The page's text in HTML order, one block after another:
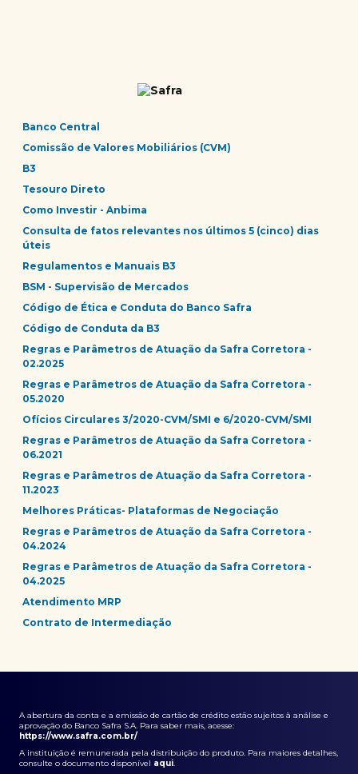
Banco Central
Comissão de Valores Mobiliários (CVM)
B3
Tesouro Direto
Como Investir - Anbima
Consulta de fatos relevantes nos últimos 5 (cinco) dias
úteis
Regulamentos e Manuais B3
BSM - Supervisão de Mercados
Código de Ética e Conduta do Banco Safra
Código de Conduta da B3
Regras e Parâmetros de Atuação da Safra Corretora -
02.2025
Regras e Parâmetros de Atuação da Safra Corretora -
05.2020
Ofícios Circulares 3/2020-CVM/SMI e 6/2020-CVM/SMI
Regras e Parâmetros de Atuação da Safra Corretora -
06.2021
Regras e Parâmetros de Atuação da Safra Corretora -
11.2023
Melhores Práticas- Plataformas de Negociação
Regras e Parâmetros de Atuação da Safra Corretora -
04.2024
Regras e Parâmetros de Atuação da Safra Corretora -
04.2025
Atendimento MRP
Contrato de Intermediação
A abertura da conta e a emissão de cartão de crédito estão sujeitos à análise e
aprovação do Banco Safra S.A. Para saber mais, acesse:
https://www.safra.com.br/
A instituição é remunerada pela distribuição do produto. Para maiores detalhes,
consulte o documento disponível aqui.